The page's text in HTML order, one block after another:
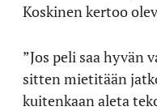
Koskinen kertoo
”Jos peli saa hyvän
sitten mietitään
kuitenkaan aleta